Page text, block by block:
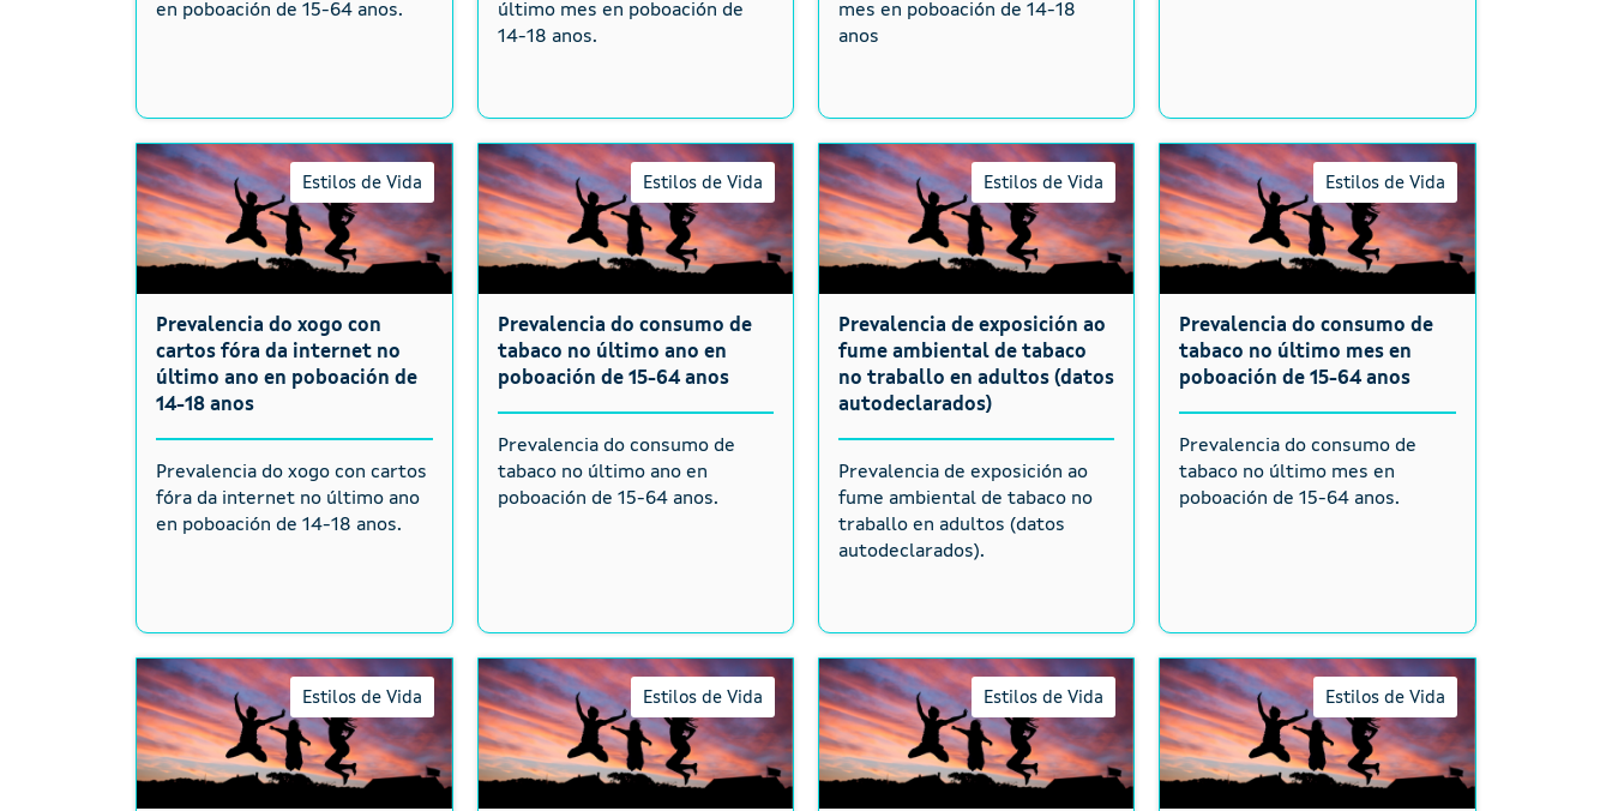
en poboación de 15-64 anos.
último mes en poboación de
14-18 anos.
mes en poboación de 14-18
anos
Estilos de Vida
Prevalencia do xogo con
cartos fóra da internet no
último ano en poboación de
14-18 anos
Prevalencia do xogo con cartos
fóra da internet no último ano
en poboación de 14-18 anos.
Estilos de Vida
Prevalencia do consumo de
tabaco no último ano en
poboación de 15-64 anos
Prevalencia do consumo de
tabaco no último ano en
poboación de 15-64 anos.
Estilos de Vida
Prevalencia de exposición ao
fume ambiental de tabaco
no traballo en adultos (datos
autodeclarados)
Prevalencia de exposición ao
fume ambiental de tabaco no
traballo en adultos (datos
autodeclarados).
Estilos de Vida
Prevalencia do consumo de
tabaco no último mes en
poboación de 15-64 anos
Prevalencia do consumo de
tabaco no último mes en
poboación de 15-64 anos.
Estilos de Vida Estilos de Vida Estilos de Vida Estilos de Vida